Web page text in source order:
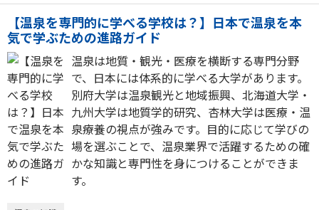
【温泉を専門的に学べる学校は？】日本で温泉を本
気で学ぶための進路ガイド
温泉は地質・観光・医療を横断する専門分野
で、日本には体系的に学べる大学があります。
別府大学は温泉観光と地域振興、北海道大学・
九州大学は地質学的研究、杏林大学は医療・温
泉療養の視点が強みです。目的に応じて学びの
場を選ぶことで、温泉業界で活躍するための確
かな知識と専門性を身につけることができま
す。